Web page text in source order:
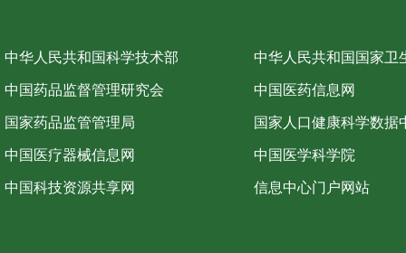
中华人民共和国科学技术部 中华人民共和国国家卫
中国药品监督管理研究会 中国医药信息网
国家药品监管管理局 国家人口健康科学数据
中国医疗器械信息网 中国医学科学院
中国科技资源共享网 信息中心门户网站